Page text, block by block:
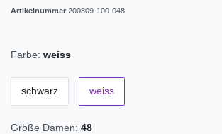
Artikelnummer 200809-100-048
Farbe: weiss
schwarz weiss
Größe Damen: 48